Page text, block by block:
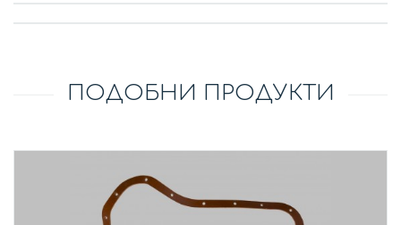
ПОДОБНИ ПРОДУКТИ